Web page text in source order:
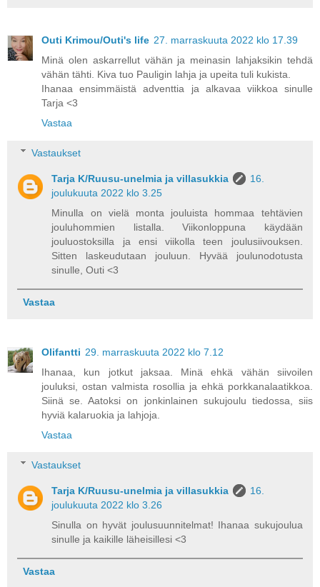
Outi Krimou/Outi's life 27. marraskuuta 2022 klo 17.39
Minä olen askarrellut vähän ja meinasin lahjaksikin tehdä
vähän tähti. Kiva tuo Pauligin lahja ja upeita tuli kukista.
Ihanaa ensimmäistä adventtia ja alkavaa viikkoa sinulle
Tarja <3
Vastaa
Vastaukset
Tarja K/Ruusu-unelmia ja villasukkia
16.
joulukuuta 2022 klo 3.25
Minulla on vielä monta jouluista hommaa tehtävien
jouluhommien listalla. Viikonloppuna käydään
jouluostoksilla ja ensi viikolla teen joulusiivouksen.
Sitten laskeudutaan jouluun. Hyvää joulunodotusta
sinulle, Outi <3
Vastaa
Olifantti 29. marraskuuta 2022 klo 7.12
Ihanaa, kun jotkut jaksaa. Minä ehkä vähän siivoilen
jouluksi, ostan valmista rosollia ja ehkä porkkanalaatikkoa.
Siinä se. Aatoksi on jonkinlainen sukujoulu tiedossa, siis
hyviä kalaruokia ja lahjoja.
Vastaa
Vastaukset
Tarja K/Ruusu-unelmia ja villasukkia
16.
joulukuuta 2022 klo 3.26
Sinulla on hyvät joulusuunnitelmat! Ihanaa sukujoulua
sinulle ja kaikille läheisillesi <3
Vastaa